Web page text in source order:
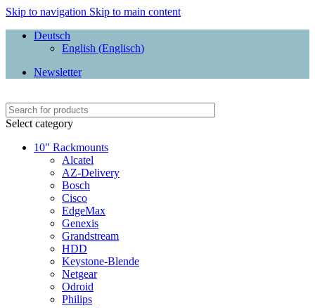
Skip to navigation Skip to main content
Deutsch
English (Englisch)
Newsletter
Select category
10" Rackmounts
Alcatel
AZ-Delivery
Bosch
Cisco
EdgeMax
Genexis
Grandstream
HDD
Keystone-Blende
Netgear
Odroid
Philips